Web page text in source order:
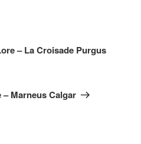
– La Croisade Purgus
Marneus Calgar